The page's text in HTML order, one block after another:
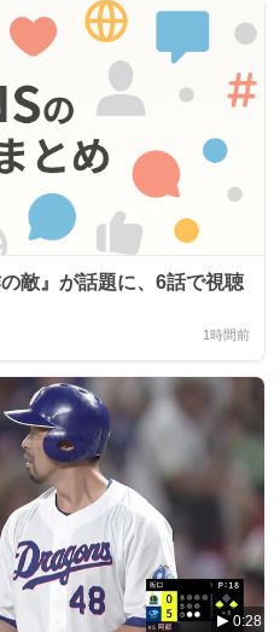
敵』が話題に、6話で視聴
1時間前
0:28